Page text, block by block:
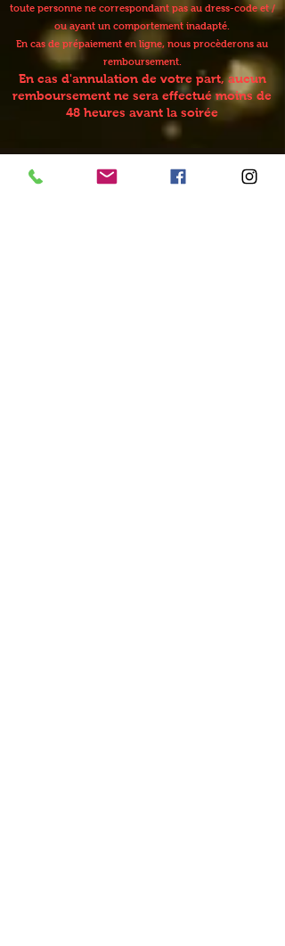
toute personne ne correspondant pas au dress-code et /
ou ayant un comportement inadapté.
En cas de prépaiement en ligne, nous procèderons au
remboursement.
En cas d'annulation de votre part, aucun
remboursement ne sera effectué moins de
48 heures avant la soirée